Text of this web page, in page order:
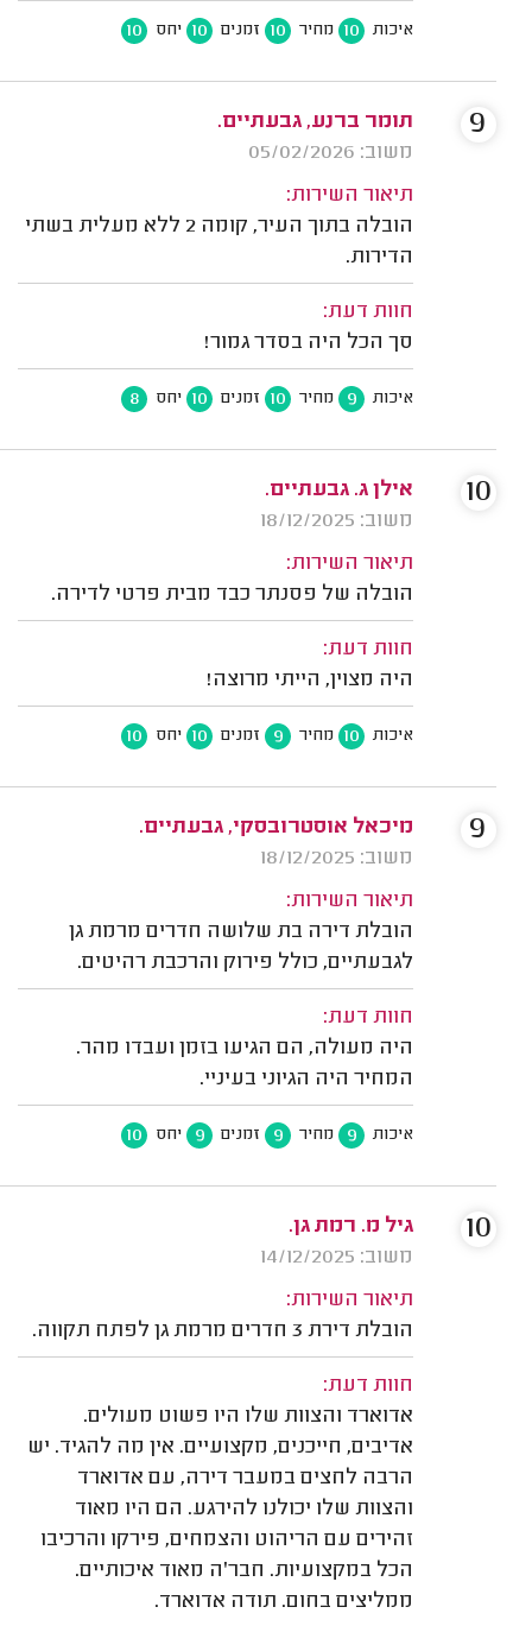
איכות 10 מחיר 10 זמנים 10 יחס 10
תומר ברנע, גבעתיים.
משוב: 05/02/2026
תיאור השירות:
הובלה בתוך העיר, קומה 2 ללא מעלית בשתי
הדירות.
חוות דעת:
סך הכל היה בסדר גמור!
איכות 9 מחיר 10 זמנים 10 יחס 8
9
אילן ג. גבעתיים.
משוב: 18/12/2025
תיאור השירות:
הובלה של פסנתר כבד מבית פרטי לדירה.
חוות דעת:
היה מצוין, הייתי מרוצה!
איכות 10 מחיר 9 זמנים 10 יחס 10
10
מיכאל אוסטרובסקי, גבעתיים.
משוב: 18/12/2025
תיאור השירות:
הובלת דירה בת שלושה חדרים מרמת גן
לגבעתיים, כולל פירוק והרכבת רהיטים.
חוות דעת:
היה מעולה, הם הגיעו בזמן ועבדו מהר.
המחיר היה הגיוני בעיניי.
איכות 9 מחיר 9 זמנים 9 יחס 10
9
גיל מ. רמת גן.
משוב: 14/12/2025
תיאור השירות:
הובלת דירת 3 חדרים מרמת גן לפתח תקווה.
חוות דעת:
אדוארד והצוות שלו היו פשוט מעולים.
אדיבים, חייכנים, מקצועיים. אין מה להגיד. יש
הרבה לחצים במעבר דירה, עם אדוארד
והצוות שלו יכולנו להירגע. הם היו מאוד
זהירים עם הריהוט והצמחים, פירקו והרכיבו
הכל במקצועיות. חבר'ה מאוד איכותיים.
ממליצים בחום. תודה אדוארד.
10